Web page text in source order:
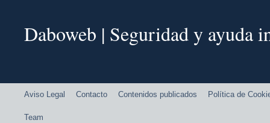
Daboweb | Seguridad y ayuda
Aviso Legal Contacto Contenidos publicados Política de
Team